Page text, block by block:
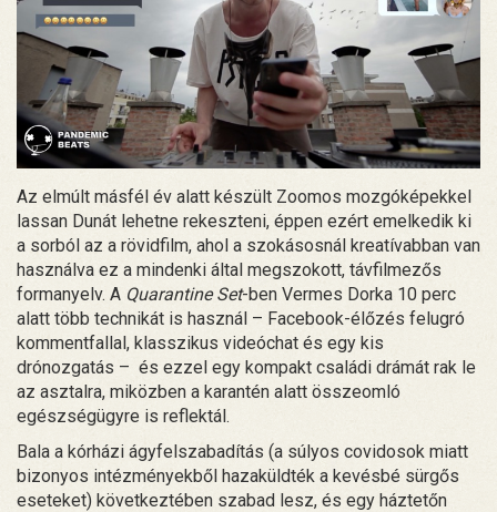
Az elmúlt másfél év alatt készült Zoomos mozgóképekkel
lassan Dunát lehetne rekeszteni, éppen ezért emelkedik ki
a sorból az a rövidfilm, ahol a szokásosnál kreatívabban van
használva ez a mindenki által megszokott, távfilmezős
formanyelv. A Quarantine Set-ben Vermes Dorka 10 perc
alatt több technikát is használ – Facebook-élőzés felugró
kommentfallal, klasszikus videóchat és egy kis
drónozgatás – és ezzel egy kompakt családi drámát rak le
az asztalra, miközben a karantén alatt összeomló
egészségügyre is reflektál.
Bala a kórházi ágyfelszabadítás (a súlyos covidosok miatt
bizonyos intézményekből hazaküldték a kevésbé sürgős
eseteket) következtében szabad lesz, és egy háztetőn